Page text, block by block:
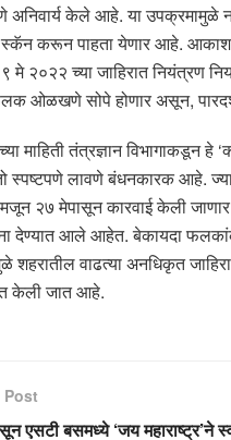
अनिवार्य केले आहे. या उपक्रमामुळे
करून पाहता येणार आहे.
९ मे २०२२ च्या जाहिरात नियंत्रण
ओळखणे सोपे होणार असून,
माहिती तंत्रज्ञान
स्पष्टपणे लावणे बंधनकारक आहे.
२७ मेपासून कारवाई केली
देण्यात आले आहेत. बेकायदा
शहरातील वाढत्या अनधिकृत
केली जात आहे.
Post
एसटी बसमध्ये ‘जय महाराष्ट्र’ने